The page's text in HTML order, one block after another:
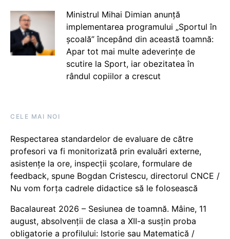
Ministrul Mihai Dimian anunță
implementarea programului „Sportul în
școală” începând din această toamnă:
Apar tot mai multe adeverințe de
scutire la Sport, iar obezitatea în
rândul copiilor a crescut
CELE MAI NOI
Respectarea standardelor de evaluare de către
profesori va fi monitorizată prin evaluări externe,
asistențe la ore, inspecții școlare, formulare de
feedback, spune Bogdan Cristescu, directorul CNCE /
Nu vom forța cadrele didactice să le folosească
Bacalaureat 2026 – Sesiunea de toamnă. Mâine, 11
august, absolvenții de clasa a XII-a susțin proba
obligatorie a profilului: Istorie sau Matematică /